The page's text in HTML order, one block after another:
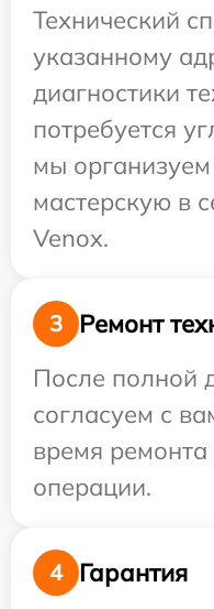
Технический
указанному
диагностики
потребуется
мы
мастерскую в
Venox.
3
Ремонт
После полной
согласуем с
время
операции.
4
Гарантия